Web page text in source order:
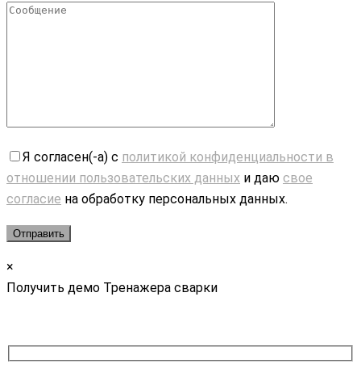
Я согласен(-а) с политикой конфиденциальности в
отношении пользовательских данных и даю свое
согласие на обработку персональных данных.
×
Получить демо Тренажера сварки